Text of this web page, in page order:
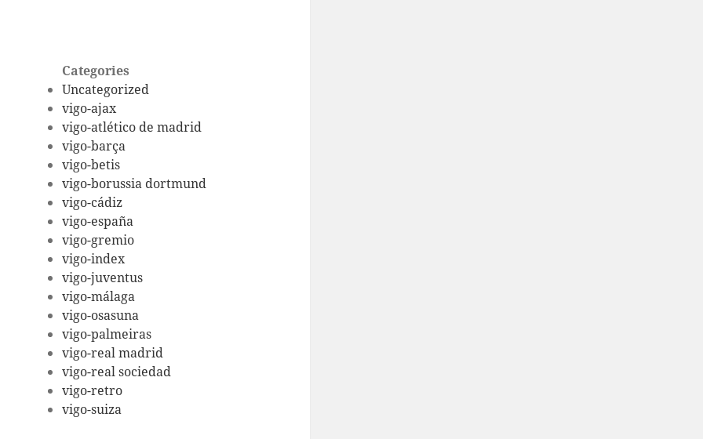
Categories
Uncategorized
vigo-ajax
vigo-atlético de madrid
vigo-barça
vigo-betis
vigo-borussia dortmund
vigo-cádiz
vigo-españa
vigo-gremio
vigo-index
vigo-juventus
vigo-málaga
vigo-osasuna
vigo-palmeiras
vigo-real madrid
vigo-real sociedad
vigo-retro
vigo-suiza